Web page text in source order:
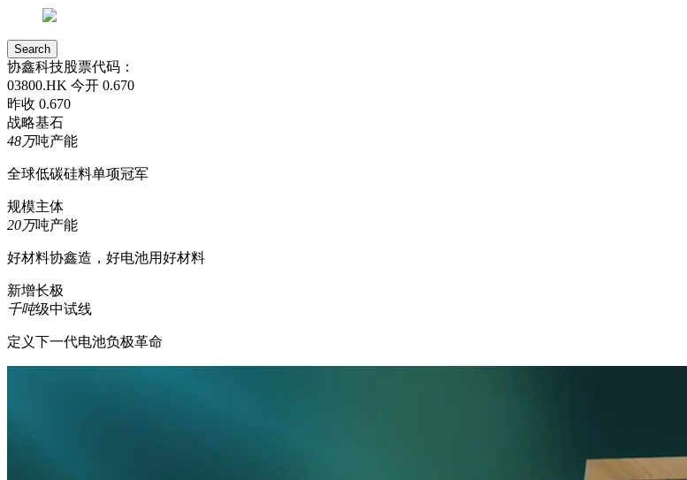
Search
协鑫科技股票代码：
03800.HK 今开 0.670
昨收 0.670
战略基石
48万吨产能
全球低碳硅料单项冠军
规模主体
20万吨产能
好材料协鑫造，好电池用好材料
新增长极
千吨级中试线
定义下一代电池负极革命